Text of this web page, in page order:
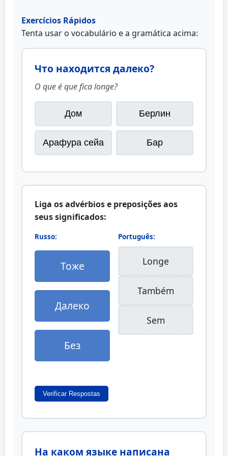
Exercícios Rápidos
Tenta usar o vocabulário e a gramática acima:
Что находится далеко?
O que é que fica longe?
Дом Берлин
Арафура сейа Бар
Liga os advérbios e preposições aos
seus significados:
Russo:
Тоже
Далеко
Без
Português:
Longe
Também
Sem
Verificar Respostas
На каком языке написана